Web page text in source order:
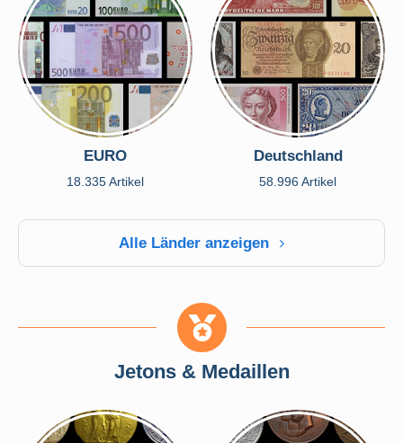
EURO
18.335 Artikel
Deutschland
58.996 Artikel
Alle Länder anzeigen
Jetons & Medaillen